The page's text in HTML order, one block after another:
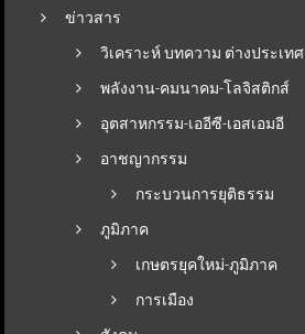
ข่าวสาร
วิเคราะห์ บทความ ต่างประเทศ
พลังงาน-คมนาคม-โลจิสติกส์
อุตสาหกรรม-เออีซี-เอสเอมอี
อาชญากรรม
กระบวนการยุติธรรม
ภูมิภาค
เกษตรยุคใหม่-ภูมิภาค
การเมือง